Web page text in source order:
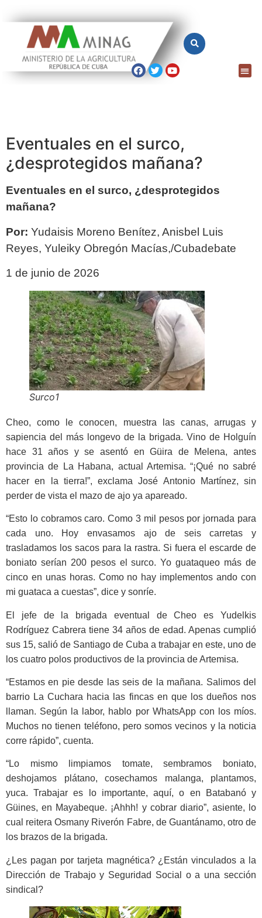
Eventuales en el surco,
¿desprotegidos mañana?
Eventuales en el surco, ¿desprotegidos
mañana?
Por: Yudaisis Moreno Benítez, Anisbel Luis
Reyes, Yuleiky Obregón Macías,/Cubadebate
1 de junio de 2026
Surco1
Cheo, como le conocen, muestra las canas, arrugas y
sapiencia del más longevo de la brigada. Vino de Holguín
hace 31 años y se asentó en Güira de Melena, antes
provincia de La Haba­na, actual Artemisa. “¡Qué no sabré
hacer en la tierra!”, exclama José Antonio Martínez, sin
perder de vis­ta el mazo de ajo ya apareado.
“Esto lo cobramos caro. Como 3 mil pesos por jornada para
cada uno. Hoy envasamos ajo de seis ca­rretas y
trasladamos los sacos para la rastra. Si fuera el escarde de
boniato serían 200 pesos el surco. Yo gua­taqueo más de
cinco en unas horas. Como no hay implementos ando con
mi guataca a cuestas”, dice y sonríe.
El jefe de la brigada eventual de Cheo es Yudelkis
Rodríguez Cabrera tiene 34 años de edad. Apenas cum­plió
sus 15, salió de Santiago de Cuba a trabajar en este, uno de
los cuatro polos productivos de la provincia de Artemisa.
“Estamos en pie desde las seis de la mañana. Salimos del
barrio La Cuchara hacia las fincas en que los dueños nos
llaman. Según la labor, hablo por WhatsApp con los míos.
Muchos no tienen teléfono, pero so­mos vecinos y la noticia
corre rápi­do”, cuenta.
“Lo mismo limpiamos tomate, sembramos boniato,
deshojamos plá­tano, cosechamos malanga, planta­mos,
yuca. Trabajar es lo importan­te, aquí, o en Batabanó y
Güines, en Mayabeque. ¡Ahhh! y cobrar diario”, asiente, lo
cual reitera Osmany Rive­rón Fabre, de Guantánamo, otro de
los brazos de la brigada.
¿Les pagan por tarjeta magnéti­ca? ¿Están vinculados a la
Dirección de Trabajo y Seguridad Social o a una sección
sindical?